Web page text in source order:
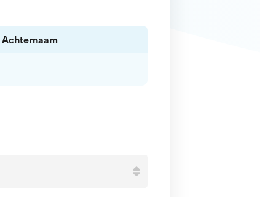
Achternaam